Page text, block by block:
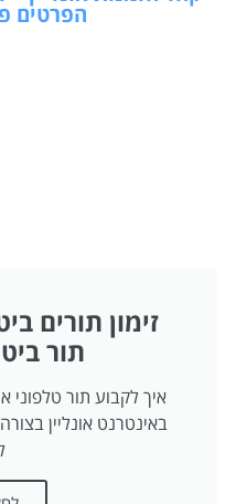
תור
באינטרנט אונליין